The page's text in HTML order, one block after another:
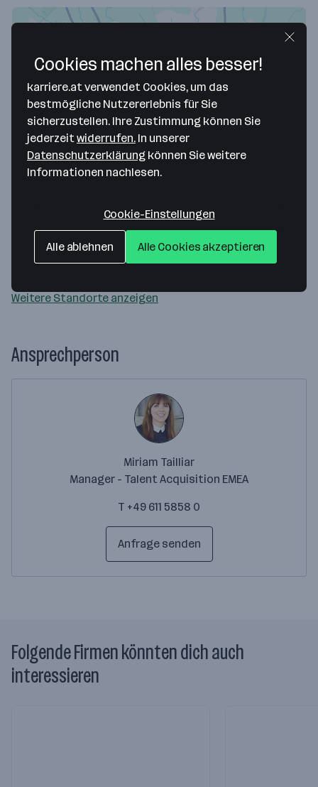
Map data ©2026 Google
Gustav-Stresemann-Ring 1
65189 Wiesbaden— Route berechnen
Webseite
Weitere Standorte anzeigen
Ansprechperson
Miriam Tailliar
Manager - Talent Acquisition EMEA
T +49 611 5858 0
Anfrage senden
Folgende Firmen könnten dich auch
interessieren
Cookies machen alles besser!
karriere.at verwendet Cookies, um das
bestmögliche Nutzererlebnis für Sie
sicherzustellen. Ihre Zustimmung können Sie
jederzeitwiderrufen. In unserer
Datenschutzerklärung können Sie weitere
Informationen nachlesen.
Cookie-Einstellungen
Alle ablehnen Alle Cookies akzeptieren